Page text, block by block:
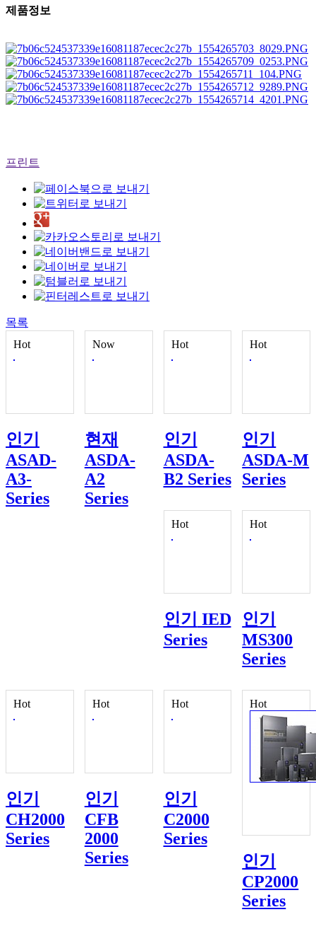
제품정보
프린트
목록
Hot
인기
ASAD-
A3-
Series
Now
현재
ASDA-
A2
Series
Hot
인기
ASDA-
B2 Series
Hot
인기
ASDA-M
Series
Hot
인기
IED
Series
Hot
인기
MS300
Series
Hot
인기
CH2000
Series
Hot
인기
CFB
2000
Series
Hot
인기
C2000
Series
Hot
인기
CP2000
Series